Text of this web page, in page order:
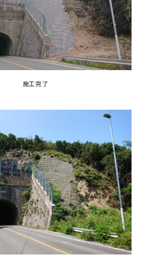
施工完了